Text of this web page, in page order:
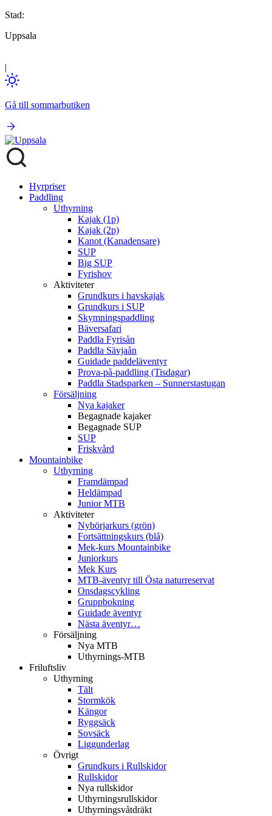
Stad:
Uppsala
|
Gå till sommarbutiken
Hyrpriser
Paddling
Uthyrning
Kajak (1p)
Kajak (2p)
Kanot (Kanadensare)
SUP
Big SUP
Fyrishov
Aktiviteter
Grundkurs i havskajak
Grundkurs i SUP
Skymningspaddling
Bäversafari
Paddla Fyrisån
Paddla Sävjaån
Guidade paddeläventyr
Prova-på-paddling (Tisdagar)
Paddla Stadsparken – Sunnerstastugan
Försäljning
Nya kajaker
Begagnade kajaker
Begagnade SUP
SUP
Friskvård
Mountainbike
Uthyrning
Framdämpad
Heldämpad
Junior MTB
Aktiviteter
Nybörjarkurs (grön)
Fortsättningskurs (blå)
Mek-kurs Mountainbike
Juniorkurs
Mek Kurs
MTB-äventyr till Östa naturreservat
Onsdagscykling
Gruppbokning
Guidade äventyr
Nästa äventyr…
Försäljning
Nya MTB
Uthyrnings-MTB
Friluftsliv
Uthyrning
Tält
Stormkök
Kängor
Ryggsäck
Sovsäck
Liggunderlag
Övrigt
Grundkurs i Rullskidor
Rullskidor
Nya rullskidor
Uthyrningsrullskidor
Uthyrningsvåtdräkt